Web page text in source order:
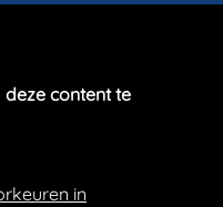
content te
in